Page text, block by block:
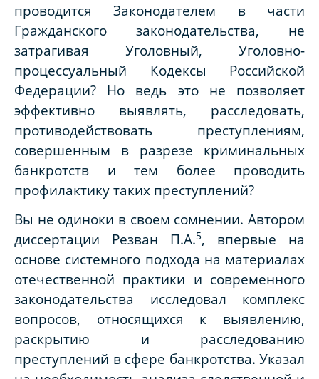
проводится Законодателем в части
Гражданского законодательства, не
затрагивая Уголовный, Уголовно-
процессуальный Кодексы Российской
Федерации? Но ведь это не позволяет
эффективно выявлять, расследовать,
противодействовать преступлениям,
совершенным в разрезе криминальных
банкротств и тем более проводить
профилактику таких преступлений?
Вы не одиноки в своем сомнении. Автором
диссертации Резван П.А.5, впервые на
основе системного подхода на материалах
отечественной практики и современного
законодательства исследовал комплекс
вопросов, относящихся к выявлению,
раскрытию и расследованию
преступлений в сфере банкротства. Указал